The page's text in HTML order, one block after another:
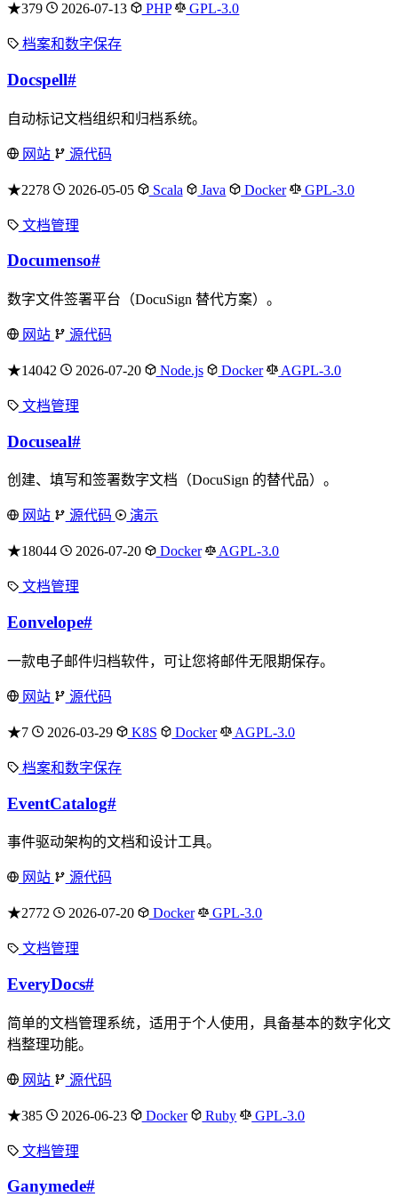
★379 2026-07-13 PHP GPL-3.0
档案和数字保存
Docspell#
自动标记文档组织和归档系统。
网站 源代码
★2278 2026-05-05 Scala Java Docker GPL-3.0
文档管理
Documenso#
数字文件签署平台（DocuSign 替代方案）。
网站 源代码
★14042 2026-07-20 Node.js Docker AGPL-3.0
文档管理
Docuseal#
创建、填写和签署数字文档（DocuSign 的替代品）。
网站 源代码 演示
★18044 2026-07-20 Docker AGPL-3.0
文档管理
Eonvelope#
一款电子邮件归档软件，可让您将邮件无限期保存。
网站 源代码
★7 2026-03-29 K8S Docker AGPL-3.0
档案和数字保存
EventCatalog#
事件驱动架构的文档和设计工具。
网站 源代码
★2772 2026-07-20 Docker GPL-3.0
文档管理
EveryDocs#
简单的文档管理系统，适用于个人使用，具备基本的数字化文
档整理功能。
网站 源代码
★385 2026-06-23 Docker Ruby GPL-3.0
文档管理
Ganymede#